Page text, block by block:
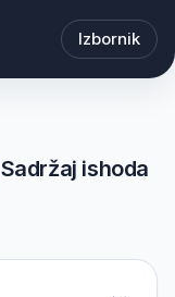
Izbornik
Sadržaj ishoda